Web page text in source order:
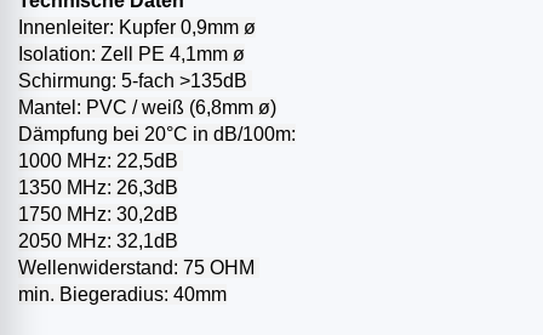
Innenleiter: Kupfer 0,9mm ø
Isolation: Zell PE 4,1mm ø
Schirmung: 5-fach >135dB
Mantel: PVC / weiß (6,8mm ø)
Dämpfung bei 20°C in dB/100m:
1000 MHz: 22,5dB
1350 MHz: 26,3dB
1750 MHz: 30,2dB
2050 MHz: 32,1dB
Wellenwiderstand: 75 OHM
min. Biegeradius: 40mm